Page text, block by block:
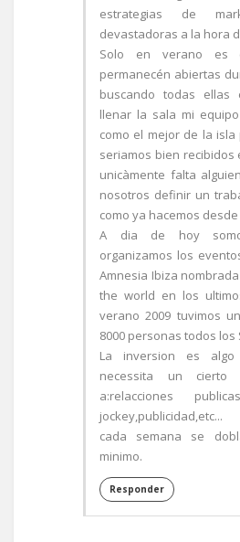
estrategias de
devastadoras a la hora
Solo en verano es
permanecén abiertas
buscando todas ellas
llenar la sala mi
como el mejor de la
seriamos bien
unicàmente falta
nosotros definir un
como ya hacemos
A dia de hoy
organizamos los
Amnesia Ibiza
the world en los
verano 2009 tuvimos
8000 personas todos
La inversion es
necessita un
a:relacciones
jockey,publicidad,etc...
cada semana se
minimo.
Responder